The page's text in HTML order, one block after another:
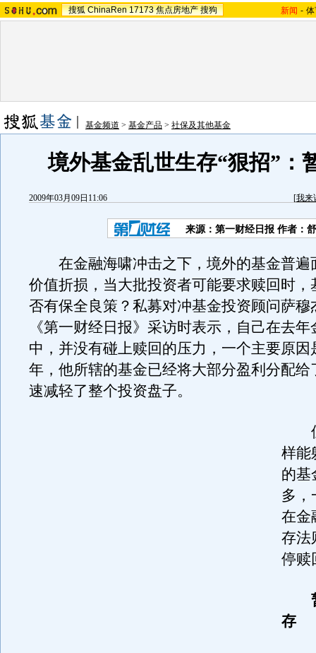
搜狐 ChinaRen 17173 焦点房地产 搜狗 新闻 -
基金频道 > 基金产品 > 社保及其他基金
境外基金乱世生存“狠招”：
2009年03月09日11:06 [我来
来源：第一财经日报 作者：
在金融海啸冲击之下，境外的基金普遍
价值折损，当大批投资者可能要求赎回时，
否有保全良策？私募对冲基金投资顾问萨穆
《第一财经日报》采访时表示，自己在去
中，并没有碰上赎回的压力，一个主要原因
年，他所辖的基金已经将大部分盈利分配给
速减轻了整个投资盘子。
但
样能
的基
多，
在金
存法
停赎
暂
存